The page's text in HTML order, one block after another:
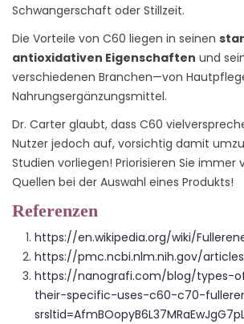
Schwangerschaft oder Stillzeit.
Die Vorteile von C60 liegen in seinen
antioxidativen Eigenschaften und
verschiedenen Branchen—von
Nahrungsergänzungsmittel.
Dr. Carter glaubt, dass C60
Nutzer jedoch auf, vorsichtig damit
Studien vorliegen! Priorisieren Sie immer
Quellen bei der Auswahl eines Produkts!
Referenzen
https://en.wikipedia.org/wiki/
https://pmc.ncbi.nlm.nih.gov/
https://nanografi.com/blog/types-
their-specific-uses-c60-c70-